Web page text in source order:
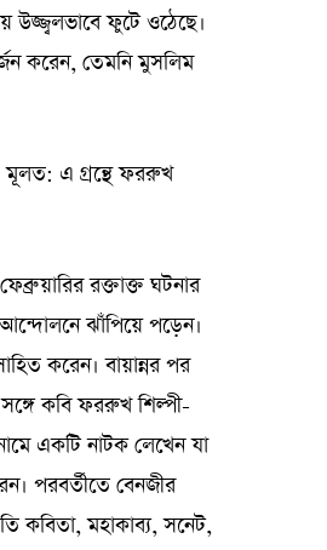
উজ্জ্বলভাবে ফুটে ওঠেছে।
করেন, তেমনি মুসলিম
মূলত: এ গ্রন্থে ফররুখ
রক্তাক্ত ঘটনার
ঝাঁপিয়ে পড়েন।
করেন। বায়ান্নর পর
কবি ফররুখ শিল্পী-
একটি নাটক লেখেন যা
পরবর্তীতে বেনজীর
কবিতা, মহাকাব্য, সনেট,